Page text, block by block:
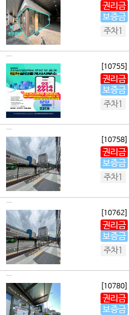
권리금
보증금
주차1
[10755]
권리금
보증금
주차1
[10758]
권리금
보증금
주차1
[10762]
권리금
보증금
주차1
[10780]
권리금
보증금